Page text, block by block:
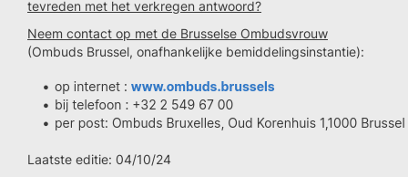
tevreden met het verkregen antwoord?
Neem contact op met de Brusselse Ombudsvrouw
(Ombuds Brussel, onafhankelijke bemiddelingsinstantie):
Laatste editie: 04/10/24